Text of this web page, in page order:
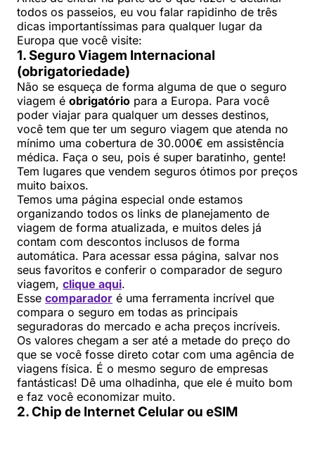
todos os passeios, eu vou falar rapidinho de três
dicas importantíssimas para qualquer lugar da
Europa que você visite:
1. Seguro Viagem Internacional
(obrigatoriedade)
Não se esqueça de forma alguma de que o seguro
viagem é obrigatório para a Europa. Para você
poder viajar para qualquer um desses destinos,
você tem que ter um seguro viagem que atenda no
mínimo uma cobertura de 30.000€ em assistência
médica. Faça o seu, pois é super baratinho, gente!
Tem lugares que vendem seguros ótimos por preços
muito baixos.
Temos uma página especial onde estamos
organizando todos os links de planejamento de
viagem de forma atualizada, e muitos deles já
contam com descontos inclusos de forma
automática. Para acessar essa página, salvar nos
seus favoritos e conferir o comparador de seguro
viagem, clique aqui.
Esse comparador é uma ferramenta incrível que
compara o seguro em todas as principais
seguradoras do mercado e acha preços incríveis.
Os valores chegam a ser até a metade do preço do
que se você fosse direto cotar com uma agência de
viagens física. É o mesmo seguro de empresas
fantásticas! Dê uma olhadinha, que ele é muito bom
e faz você economizar muito.
2. Chip de Internet Celular ou eSIM